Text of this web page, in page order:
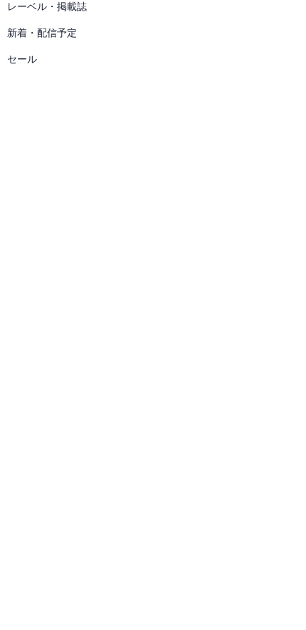
レーベル・掲載誌
新着・配信予定
セール